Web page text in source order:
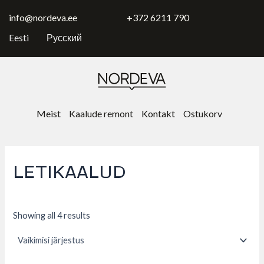
content
info@nordeva.ee
+372 6211 790
Eesti
Русский
Meist Kaalude remont Kontakt Ostukorv
LETIKAALUD
Showing all 4 results